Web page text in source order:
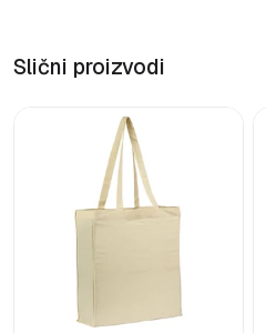
Slični proizvodi